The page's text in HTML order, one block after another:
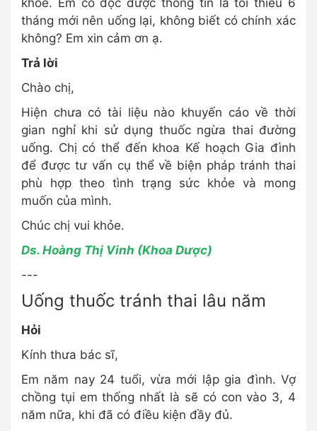
tháng mới nên uống lại, không biết có chính xác
không? Em xin cảm ơn ạ.
Trả lời
Chào chị,
Hiện chưa có tài liệu nào khuyến cáo về thời
gian nghỉ khi sử dụng thuốc ngừa thai đường
uống. Chị có thể đến khoa Kế hoạch Gia đình
để được tư vấn cụ thể về biện pháp tránh thai
phù hợp theo tình trạng sức khỏe và mong
muốn của mình.
Chúc chị vui khỏe.
Ds. Hoàng Thị Vinh (Khoa Dược)
---
Uống thuốc tránh thai lâu năm
Hỏi
Kính thưa bác sĩ,
Em năm nay 24 tuổi, vừa mới lập gia đình. Vợ
chồng tụi em thống nhất là sẽ có con vào 3, 4
năm nữa, khi đã có điều kiện đầy đủ.